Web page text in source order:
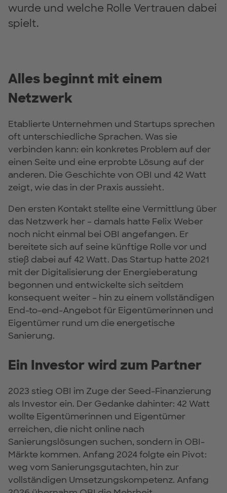
wurde und welche Rolle Vertrauen dabei
spielt.
Alles beginnt mit einem
Netzwerk
Etablierte Unternehmen und Startups sprechen
oft unterschiedliche Sprachen. Was sie
verbinden kann: ein konkretes Problem auf der
einen Seite und eine erprobte Lösung auf der
anderen. Die Geschichte von OBI und 42 Watt
zeigt, wie das in der Praxis aussieht.
Den ersten Kontakt stellte eine Vermittlung über
das Netzwerk her – damals hatte Felix Weber
noch nicht einmal bei OBI angefangen. Er
bereitete sich auf seine künftige Rolle vor und
stieß dabei auf 42 Watt. Das Startup hatte 2021
mit der Digitalisierung der Energieberatung
begonnen und entwickelte sich seitdem
konsequent weiter – hin zu einem vollständigen
End-to-end-Angebot für Eigentümerinnen und
Eigentümer rund um die energetische
Sanierung.
Ein Investor wird zum Partner
2023 stieg OBI im Zuge der Seed-Finanzierung
als Investor ein. Der Gedanke dahinter: 42 Watt
wollte Eigentümerinnen und Eigentümer
erreichen, die nicht online nach
Sanierungslösungen suchen, sondern in OBI-
Märkte kommen. Anfang 2024 folgte ein Pivot:
weg vom Sanierungsgutachten, hin zur
vollständigen Umsetzungskompetenz. Anfang